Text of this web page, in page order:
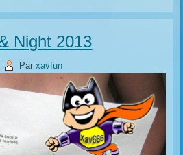
Night 2013
Par xavfun